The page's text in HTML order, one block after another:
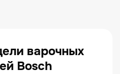
варочных
Bosch